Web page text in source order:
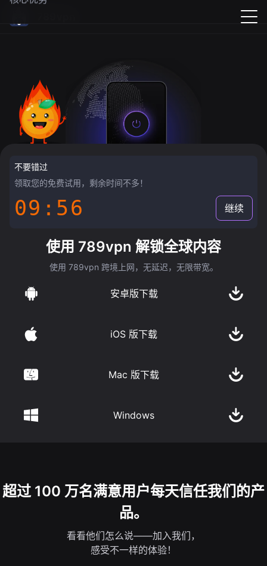
不要错过
领取您的免费试用，剩余时间不多！
09:55 继续
使用 789vpn 解锁全球内容
使用 789vpn 跨境上网，无延迟，无限带宽。
安卓版下载
iOS 版下载
Mac 版下载
Windows
超过 100 万名满意用户每天信任我们的产
品。
看看他们怎么说——加入我们，
感受不一样的体验！